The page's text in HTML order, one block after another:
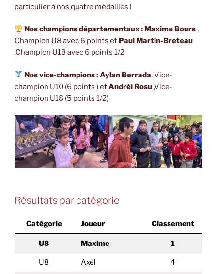
particulier à nos quatre médaillés !
Nos champions départementaux : Maxime Bours,
Champion U8 avec 6 points et Paul Martin-Breteau
,Champion U18 avec 6 points 1/2
Nos vice-champions :Aylan Berrada, Vice-
champion U10 (6 points ) etAndréi Rosu,Vice-
champion U18 (5 points 1/2)
Résultats par catégorie
Catégorie Joueur Classement
U8 Maxime 1
U8 Axel 4